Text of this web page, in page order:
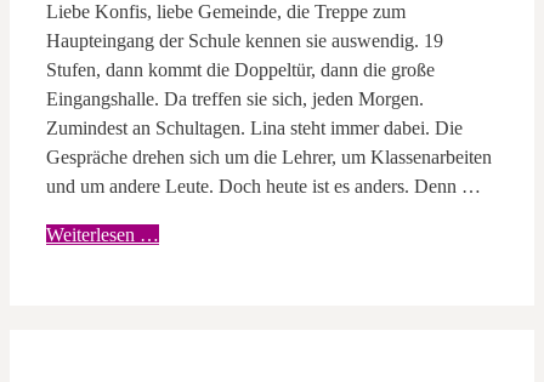
Liebe Konfis, liebe Gemeinde, die Treppe zum
Haupteingang der Schule kennen sie auswendig. 19
Stufen, dann kommt die Doppeltür, dann die große
Eingangshalle. Da treffen sie sich, jeden Morgen.
Zumindest an Schultagen. Lina steht immer dabei. Die
Gespräche drehen sich um die Lehrer, um Klassenarbeiten
und um andere Leute. Doch heute ist es anders. Denn …
Weiterlesen …